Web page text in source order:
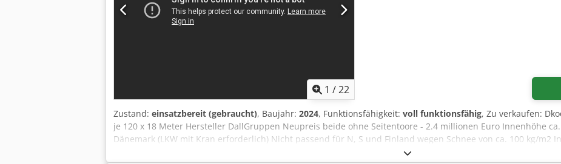
1 /22
Zustand: einsatzbereit (gebraucht), Baujahr: 2024, Funktionsfähigkeit: voll funktionsfähig, Zu verkaufen:
je 120 x 18 Meter Hersteller DallGruppen Neupreis beide ohne Seitentoore - 2.4 millionen Euro Innenhöhe
Dänemark (LKW mit Kran erforderlich) Nicht passend für N, S und Finland wegen Schnee von ca. 100 kg/m2